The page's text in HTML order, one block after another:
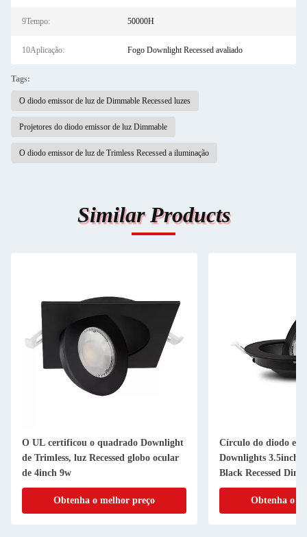
9Tempo: 50000H
10Aplicação: Fogo Downlight Recessed avaliado
Tags:
O diodo emissor de luz de Dimmable Recessed luzes
Projetores do diodo emissor de luz Dimmable
O diodo emissor de luz de Trimless Recessed a iluminação
Similar Products
O UL certificou o quadrado Downlight
de Trimless, luz Recessed globo ocular
de 4inch 9w
Obtenha o melhor preço
Círculo do diodo
Downlights 3.5inch
Black Recessed
Obtenha o